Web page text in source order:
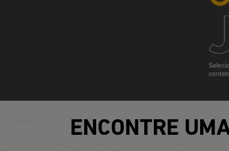
ENCONTRE